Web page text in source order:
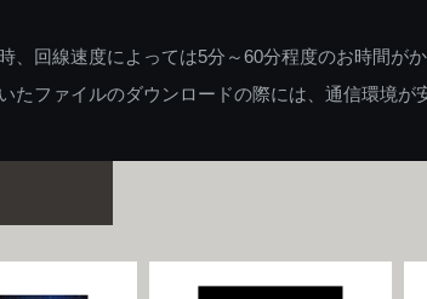
、回線速度によっては5分～60分程度のお時間が
たファイルのダウンロードの際には、通信環境が